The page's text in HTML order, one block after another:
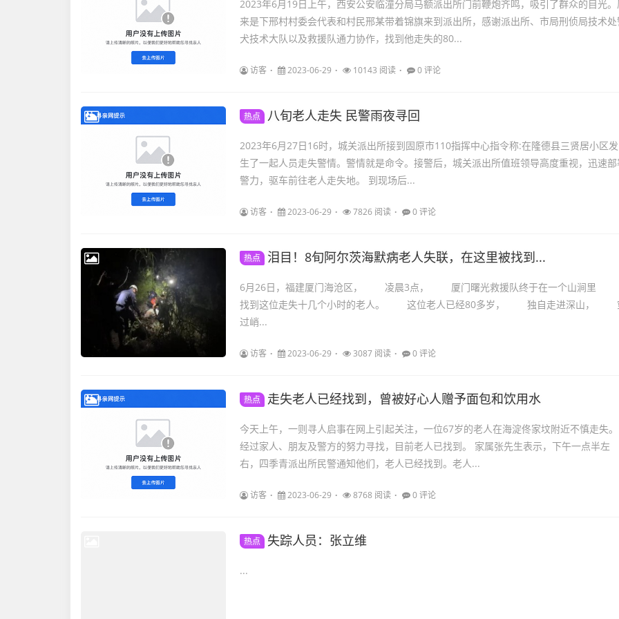
2023年6月19日上午，西安公安临潼分局马额派出所门前鞭炮齐鸣，吸引了群众的目光。
来是下邢村村委会代表和村民邢某带着锦旗来到派出所，感谢派出所、市局刑侦局技术处
犬技术大队以及救援队通力协作，找到他走失的80...
访客 2023-06-29 10143 阅读 0 评论
热点 八旬老人走失 民警雨夜寻回
2023年6月27日16时，城关派出所接到固原市110指挥中心指令称:在隆德县三贤居小区发
生了一起人员走失警情。警情就是命令。接警后，城关派出所值班领导高度重视，迅速部
警力，驱车前往老人走失地。 到现场后...
访客 2023-06-29 7826 阅读 0 评论
热点 泪目！8旬阿尔茨海默病老人失联，在这里被找到...
6月26日，福建厦门海沧区， 凌晨3点， 厦门曙光救援队终于在一个山涧里
找到这位走失十几个小时的老人。 这位老人已经80多岁， 独自走进深山，
过峭...
访客 2023-06-29 3087 阅读 0 评论
热点 走失老人已经找到，曾被好心人赠予面包和饮用水
今天上午，一则寻人启事在网上引起关注，一位67岁的老人在海淀佟家坟附近不慎走失。
经过家人、朋友及警方的努力寻找，目前老人已找到。 家属张先生表示，下午一点半左
右，四季青派出所民警通知他们，老人已经找到。老人...
访客 2023-06-29 8768 阅读 0 评论
热点 失踪人员：张立维
...